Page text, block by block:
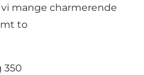
mange charmerende
to
350